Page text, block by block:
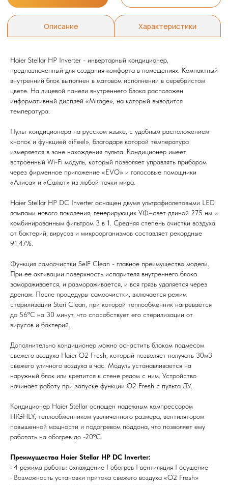
Haier Stellar HP Inverter - инверторный кондиционер,
предназначенный для создания комфорта в помещениях. Компактный
внутренний блок выполнен в матовом исполнении в серебристом
цвете. На лицевой панели внутреннего блока расположен
информативный дисплей «Mirage», на который выводится
температура.
Пульт кондиционера на русском языке, с удобным расположением
кнопок и функцией «iFeel», благодаря которой температура
измеряется в зоне нахождения пульта. Кондиционер имеет
встроенный Wi-Fi модуль, который позволяет управлять прибором
через фирменное приложение «EVO» и голосовые помощники
«Алиса» и «Салют» из любой точки мира.
Haier Stellar HP DC Inverter оснащен двумя ультрафиолетовыми LED
лампами нового поколения, генерирующих УФ–свет длиной 275 нм и
комбинированным фильтром 3 в 1. Средняя степень очистки воздуха
от бактерий, вирусов и микроорганизмов составляет рекордные
91,47%.
Функция самоочистки SelF Clean - главное преимущество модели.
При ее активации поверхность испарителя внутреннего блока
замораживается, и размораживается, и вся грязь удаляется через
дренаж. После процедуры самоочистки, включается режим
стерилизации Steri Clean, при которой теплообменник нагревается
до 56ºС на 30 минут, что способствует его стерилизации от
вирусов и бактерий.
Дополнительно кондиционер можно оснастить блоком подмесом
свежего воздуха Haier O2 Fresh, который позволяет получать 30м3
свежего уличного воздуха в час. Модуль устанавливается на
наружный блок или крепится к стене рядом с ним. Устройство
начинает работу при запуске функции O2 Fresh с пульта ДУ.
Кондиционер Haier Stellar оснащен надежным компрессором
HIGHLY, теплообменником увеличенного размера, вентилятором
повышенной мощности и подогревом поддона, что позволяет ему
работать на обогрев до -20ºС.
Преимущества Haier Stellar HP DC Inverter:
• 4 режима работы: охлаждение I обогрев I вентиляция I осушение
• Возможность установки притока свежего воздуха «O2 Fresh»
затрудняетесь в выборе?
Оставьте заявку, и мы подберем
вам нужный товар
Мы всегда рады вам помочь